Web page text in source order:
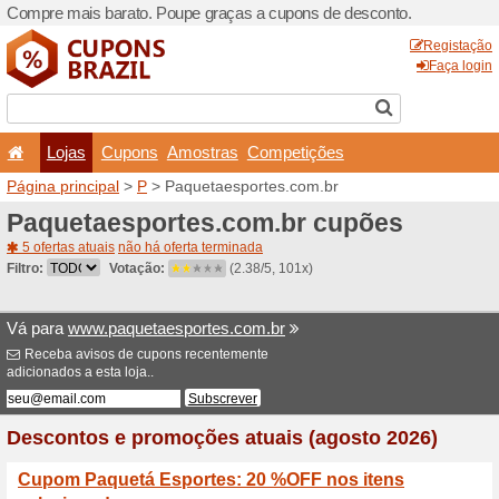
Compre mais barato.
Lojas Cupons
Página principal>P>